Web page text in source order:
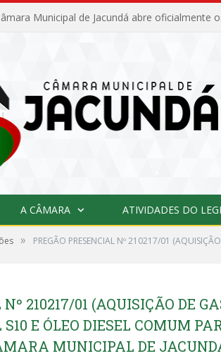
A CÂMARA ATIVIDADES DO
» PREGÃO PRESENCIAL Nº 210217/01
210217/01 (AQUISIÇÃO DE
E ÓLEO DIESEL COMUM
MUNICIPAL DE